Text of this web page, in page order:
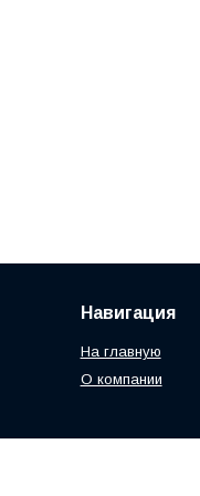
Навигация
На главную
О компании